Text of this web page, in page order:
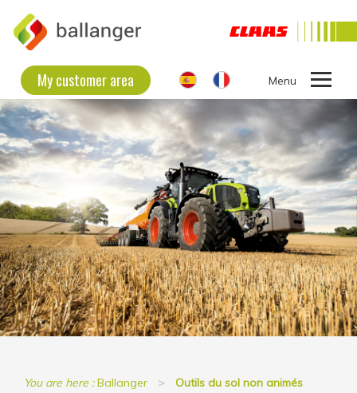
My customer area
Ouvrir
le
THE COMPANY
SECOND HAND EQUIPMENT
NEW EQUIPMENT
CONTACT
You are here :Ballanger Outils du sol non animés